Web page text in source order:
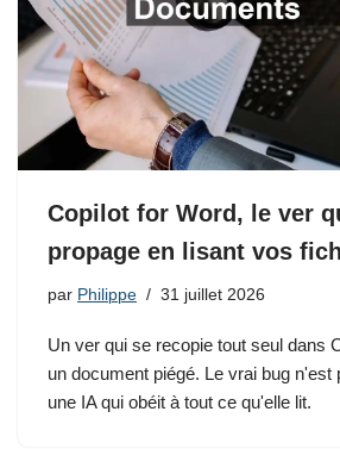
Copilot for Word, le ver
propage en lisant vos
par Philippe 31 juillet 2026
Un ver qui se recopie tout seul dans
un document piégé. Le vrai bug n'est
une IA qui obéit à tout ce qu'elle lit.